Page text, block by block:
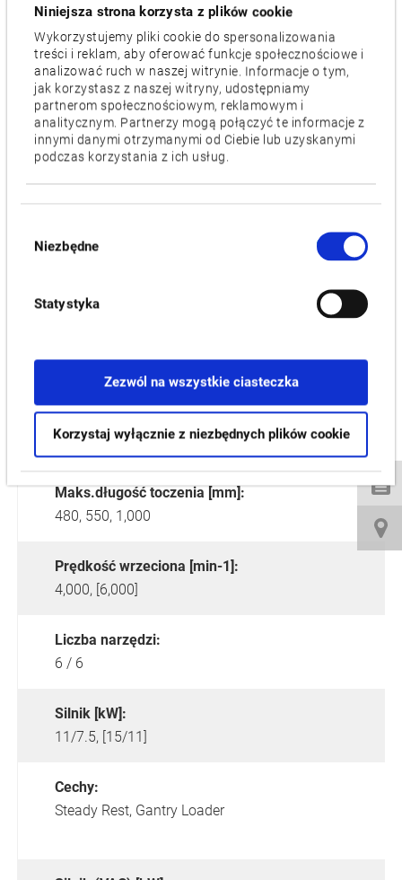
Niniejsza strona korzysta z plików cookie
Wykorzystujemy pliki cookie do spersonalizowania
treści i reklam, aby oferować funkcje społecznościowe i
analizować ruch w naszej witrynie. Informacje o tym,
jak korzystasz z naszej witryny, udostępniamy
partnerom społecznościowym, reklamowym i
analitycznym. Partnerzy mogą połączyć te informacje z
innymi danymi otrzymanymi od Ciebie lub uzyskanymi
podczas korzystania z ich usług.
zgody
Niezbędne
Statystyka
Zezwól na wszystkie ciasteczka
Korzystaj wyłącznie z niezbędnych plików cookie
Filmy / Pliki do pobrania
PRODUKTY POWIĄZANE :
LU-S1600
Maks. średnica toczenia [mm]:
160
Maks.długość toczenia [mm]:
480, 550, 1,000
Prędkość wrzeciona [min-1]:
4,000, [6,000]
Liczba narzędzi:
6 / 6
Silnik [kW]:
11/7.5, [15/11]
Cechy:
Steady Rest, Gantry Loader